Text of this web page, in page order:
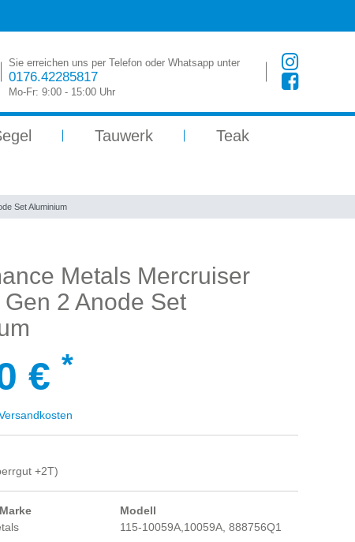
Sie erreichen uns per Telefon oder Whatsapp unter
0176.42285817
Mo-Fr: 9:00 - 15:00 Uhr
Tauwerk Teak
Set Aluminium
Metals Mercruiser
2 Anode Set
€ *
+2T)
Modell
115-10059A,10059A, 888756Q1